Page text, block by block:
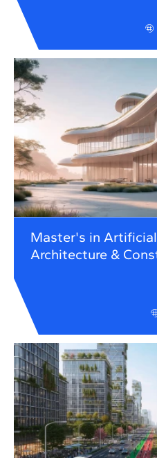
Master's in
Architecture &